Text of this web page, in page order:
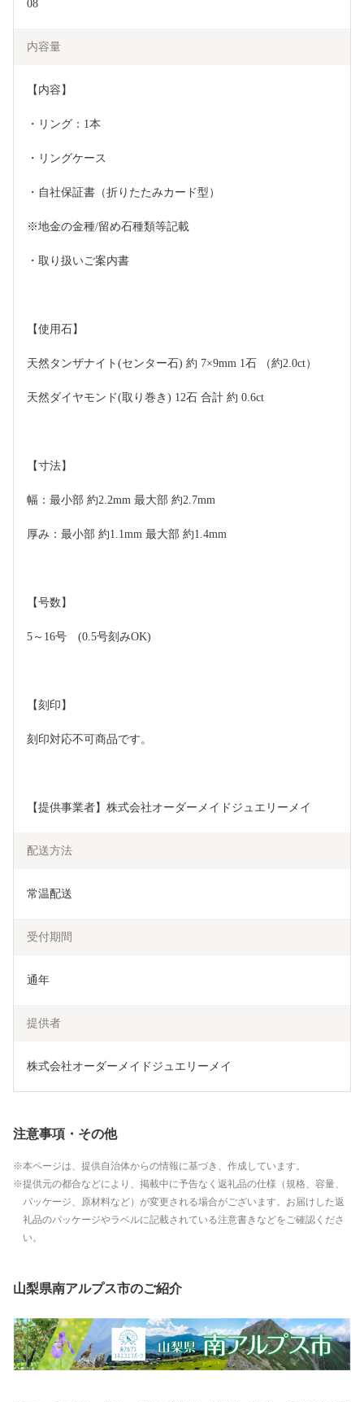
08
内容量
【内容】
・リング：1本
・リングケース
・自社保証書（折りたたみカード型）
※地金の金種/留め石種類等記載
・取り扱いご案内書
【使用石】
天然タンザナイト(センター石) 約 7×9mm 1石 （約2.0ct）
天然ダイヤモンド(取り巻き) 12石 合計 約 0.6ct
【寸法】
幅：最小部 約2.2mm 最大部 約2.7mm
厚み：最小部 約1.1mm 最大部 約1.4mm
【号数】
5～16号　(0.5号刻みOK)
【刻印】
刻印対応不可商品です。
【提供事業者】株式会社オーダーメイドジュエリーメイ
配送方法
常温配送
受付期間
通年
提供者
株式会社オーダーメイドジュエリーメイ
注意事項・その他
本ページは、提供自治体からの情報に基づき、作成しています。
提供元の都合などにより、掲載中に予告なく返礼品の仕様（規格、容量、
パッケージ、原材料など）が変更される場合がございます。お届けした返
礼品のパッケージやラベルに記載されている注意書きなどをご確認くださ
い。
山梨県南アルプス市のご紹介